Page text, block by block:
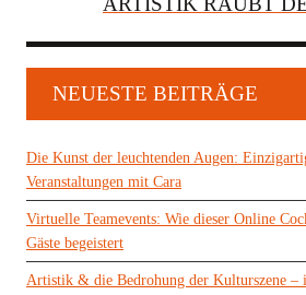
NEUESTE BEITRÄGE
Die Kunst der leuchtenden Augen:
Veranstaltungen mit Cara
Virtuelle Teamevents: Wie dieser Online
Gäste begeistert
Artistik & die Bedrohung der Kulturszene –